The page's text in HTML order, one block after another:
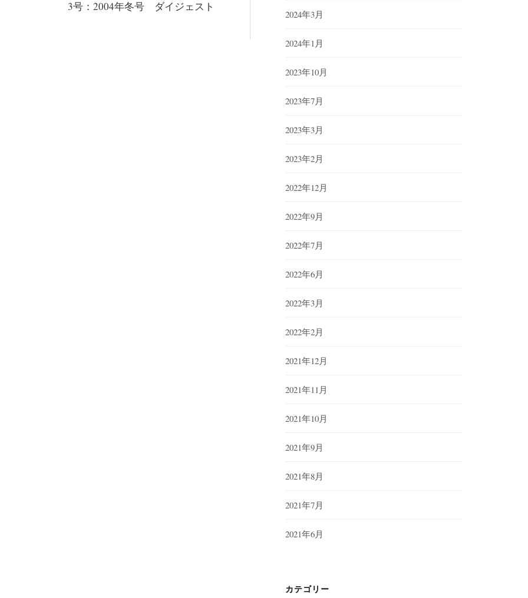
3号：2004年冬号 ダイジェスト
2024年3月
2024年1月
2023年10月
2023年7月
2023年3月
2023年2月
2022年12月
2022年9月
2022年7月
2022年6月
2022年3月
2022年2月
2021年12月
2021年11月
2021年10月
2021年9月
2021年8月
2021年7月
2021年6月
カテゴリー